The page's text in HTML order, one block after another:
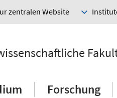
zentralen Website
Forschung